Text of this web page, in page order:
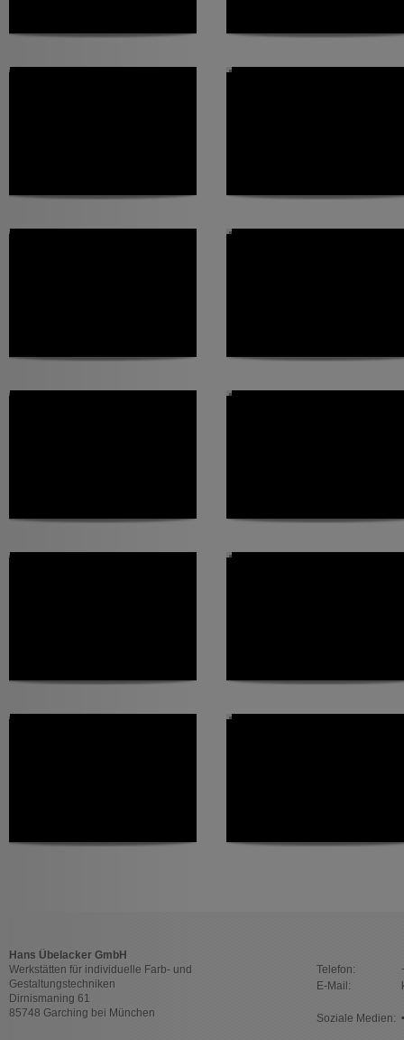
Hans Übelacker GmbH
Werkstätten für individuelle Farb- und
Gestaltungstechniken
Dirnismaning 61
85748 Garching bei München
Telefon:
E-Mail:
Soziale Medien: